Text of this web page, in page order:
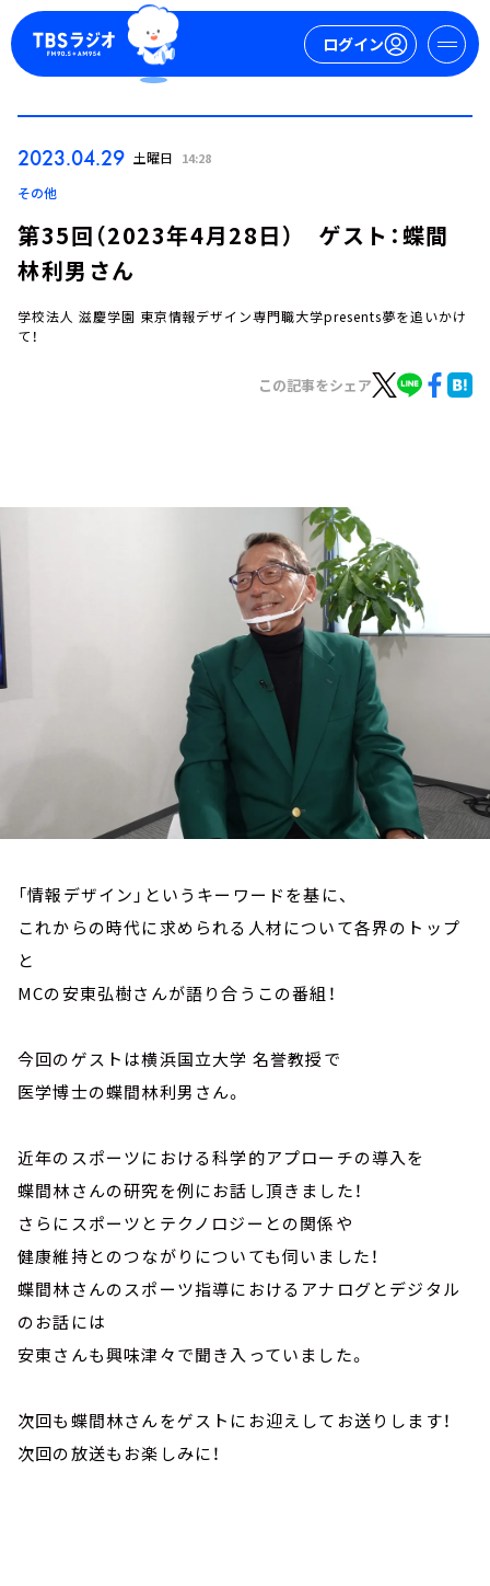
ログイン
お知らせ
2023.04.29 土曜日 14:28
その他
第35回（2023年4月28日） ゲスト：蝶間
林利男さん
学校法人 滋慶学園 東京情報デザイン専門職大学presents夢を追いかけ
て！
この記事をシェア
「情報デザイン」というキーワードを基に、
これからの時代に求められる人材について各界のトップ
と
MCの安東弘樹さんが語り合うこの番組！
今回のゲストは横浜国立大学 名誉教授で
医学博士の蝶間林利男さん。
近年のスポーツにおける科学的アプローチの導入を
蝶間林さんの研究を例にお話し頂きました！
さらにスポーツとテクノロジーとの関係や
健康維持とのつながりについても伺いました！
蝶間林さんのスポーツ指導におけるアナログとデジタル
のお話には
安東さんも興味津々で聞き入っていました。
次回も蝶間林さんをゲストにお迎えしてお送りします！
次回の放送もお楽しみに！